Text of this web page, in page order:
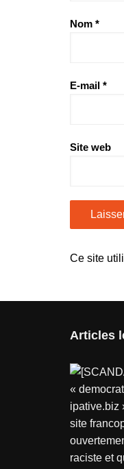
Nom *
E-mail *
Site web
Ce site
Articles